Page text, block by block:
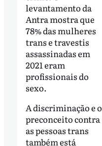
levantamento da
Antra mostra que
78% das mulheres
trans e travestis
assassinadas em
2021 eram
profissionais do
sexo.
A discriminação e o
preconceito contra
as pessoas trans
também está